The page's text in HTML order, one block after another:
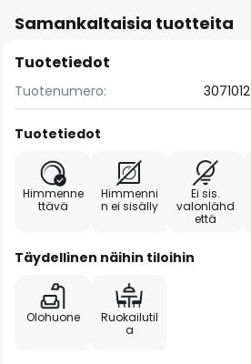
Samankaltaisia tuotteita
Tuotetiedot
Tuotenumero: 3071012
Tuotetiedot
Himmenne
ttävä
Himmenni
n ei sisälly
Ei sis.
valonlähd
että
Täydellinen näihin tiloihin
Olohuone
Ruokailutil
a